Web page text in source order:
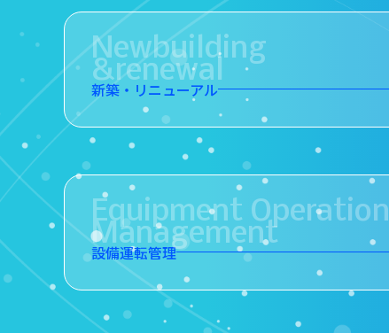
Newbuilding
&renewal
新築・リニューアル
Equipment Operation
Management
設備運転管理